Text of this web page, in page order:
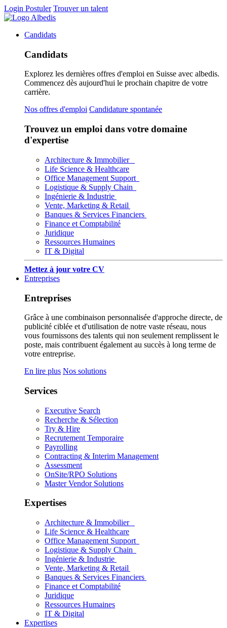
Login Postuler Trouver un talent
Candidats
Candidats
Explorez les dernières offres d'emploi en Suisse avec albedis.
Commencez dès aujourd'hui le prochain chapitre de votre
carrière.
Nos offres d'emploi Candidature spontanée
Trouvez un emploi dans votre domaine
d'expertise
Architecture & Immobilier
Life Science & Healthcare
Office Management Support
Logistique & Supply Chain
Ingénierie & Industrie
Vente, Marketing & Retail
Banques & Services Financiers
Finance et Comptabilité
Juridique
Ressources Humaines
IT & Digital
Mettez à jour votre CV
Entreprises
Entreprises
Grâce à une combinaison personnalisée d'approche directe, de
publicité ciblée et d'utilisation de notre vaste réseau, nous
vous fournissons des talents qui non seulement remplissent le
poste, mais contribuent également au succès à long terme de
votre entreprise.
En lire plus Nos solutions
Services
Executive Search
Recherche & Sélection
Try & Hire
Recrutement Temporaire
Payrolling
Contracting & Interim Management
Assessment
OnSite/RPO Solutions
Master Vendor Solutions
Expertises
Architecture & Immobilier
Life Science & Healthcare
Office Management Support
Logistique & Supply Chain
Ingénierie & Industrie
Vente, Marketing & Retail
Banques & Services Financiers
Finance et Comptabilité
Juridique
Ressources Humaines
IT & Digital
Expertises